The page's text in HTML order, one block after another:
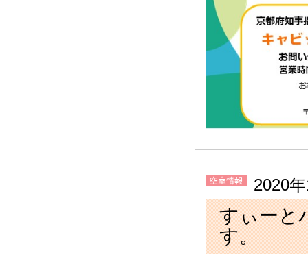
2020
すぃーと
す。